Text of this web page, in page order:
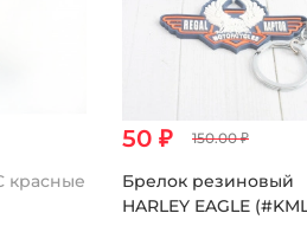
50 ₽ 150.00 ₽
Брелок резиновый
HARLEY EAGLE